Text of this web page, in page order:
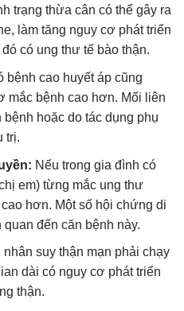
trạng thừa cân có thể gây ra
làm tăng nguy cơ phát triển
có ung thư tế bào thận.
bệnh cao huyết áp cũng
mắc bệnh cao hơn. Mối liên
bệnh hoặc do tác dụng phụ
trị.
Nếu trong gia đình có
em) từng mắc ung thư
hơn. Một số hội chứng di
đến căn bệnh này.
nhân suy thận mạn phải chạy
dài có nguy cơ phát triển
thận.